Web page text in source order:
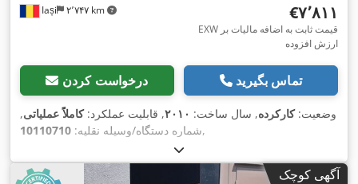
Iași ۲٬۷۴۷ km ‎€۷٬۸۱۱
EXW قیمت ثابت به اضافه مالیات بر
ارزش افزوده
درخواست کردن تماس بگیرید
وضعیت:کارکرده, سال ساخت: ۲۰۱۰, قابلیت عملکرد:کاملاً عملیاتی,
شماره دستگاه/وسیله نقلیه: 10110710 ,
آگهی کوچک